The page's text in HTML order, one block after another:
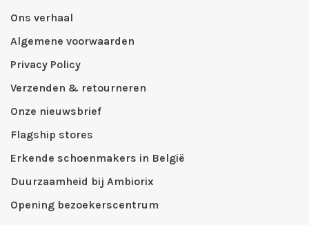
Ons verhaal
Algemene voorwaarden
Privacy Policy
Verzenden & retourneren
Onze nieuwsbrief
Flagship stores
Erkende schoenmakers in België
Duurzaamheid bij Ambiorix
Opening bezoekerscentrum